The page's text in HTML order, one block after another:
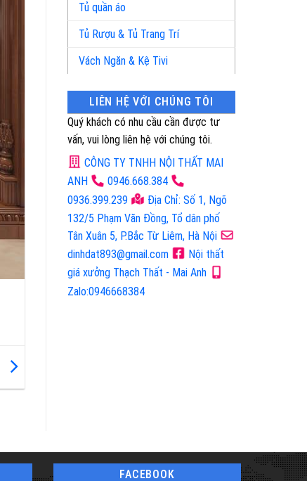
Tủ quần áo
Tủ Rượu & Tủ Trang Trí
Vách Ngăn & Kệ Tivi
LIÊN HỆ VỚI CHÚNG TÔI
Quý khách có nhu cầu cần được tư
vấn, vui lòng liên hệ với chúng tôi.
CÔNG TY TNHH NỘI THẤT MAI
ANH
0946.668.384
0936.399.239
Địa Chỉ: Số 1, Ngõ
132/5 Phạm Văn Đồng, Tổ dân phố
Tân Xuân 5, P.Bắc Từ Liêm, Hà Nội
dinhdat893@gmail.com
Nội thất
giá xưởng Thạch Thất - Mai Anh
Zalo:0946668384
FACEBOOK